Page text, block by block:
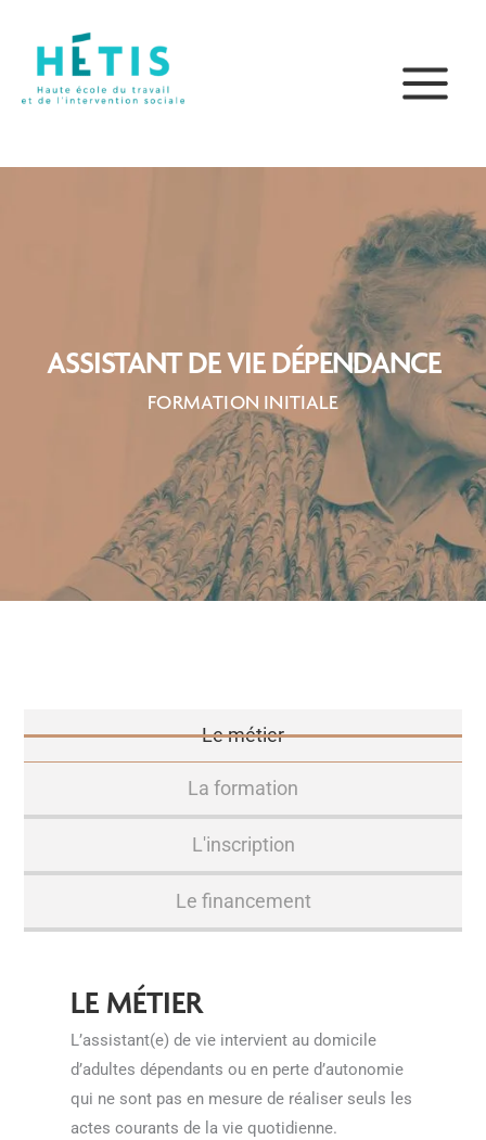
contenu
ASSISTANT DE VIE DÉPENDANCE
FORMATION INITIALE
Le métier
La formation
L'inscription
Le financement
LE MÉTIER
L’assistant(e) de vie intervient au domicile
d’adultes dépendants ou en perte d’autonomie
qui ne sont pas en mesure de réaliser seuls les
actes courants de la vie quotidienne.